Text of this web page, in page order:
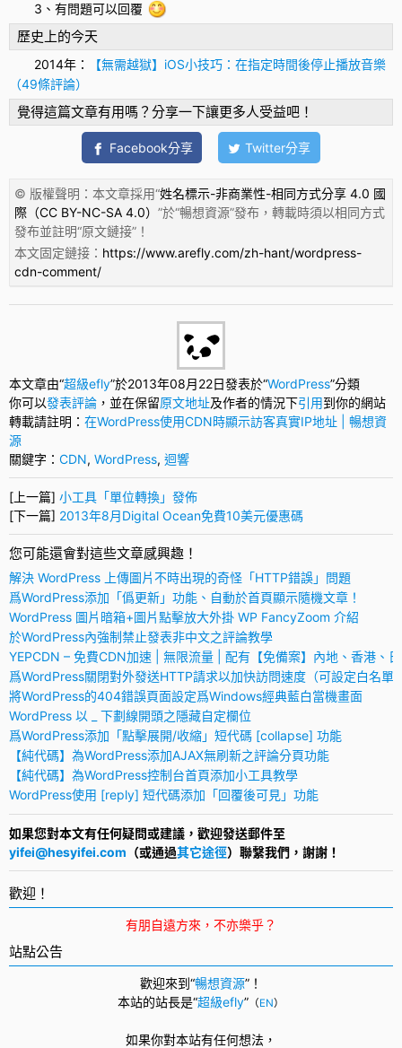
3、有問題可以回覆
歷史上的今天
2014年：
【無需越獄】iOS小技巧：在指定時間後停止播放音樂
（49條評論）
覺得這篇文章有用嗎？分享一下讓更多人受益吧！
Facebook分享 Twitter分享
© 版權聲明：本文章採用“姓名標示-非商業性-相同方式分享 4.0 國
際（CC BY-NC-SA 4.0） ”於“暢想資源”發布，轉載時須以相同方式
發布並註明“原文鏈接”！
本文固定鏈接： https://www.arefly.com/zh-hant/wordpress-
cdn-comment/
本文章由“超級efly”於2013年08月22日發表於“WordPress”分類
你可以發表評論 ，並在保留原文地址及作者的情況下引用到你的網站
轉載請註明： 在WordPress使用CDN時顯示訪客真實IP地址 | 暢想資
源
關鍵字： CDN, WordPress, 迴響
[上一篇] 小工具「單位轉換」發佈
[下一篇] 2013年8月Digital Ocean免費10美元優惠碼
您可能還會對這些文章感興趣！
解決 WordPress 上傳圖片不時出現的奇怪「HTTP錯誤」問題
爲WordPress添加「僞更新」功能、自動於首頁顯示隨機文章！
WordPress 圖片暗箱+圖片點擊放大外掛 WP FancyZoom 介紹
於WordPress內強制禁止發表非中文之評論教學
YEPCDN – 免費CDN加速 | 無限流量 | 配有【免備案】內地、香港、
爲WordPress關閉對外發送HTTP請求以加快訪問速度（可設定白名單
將WordPress的404錯誤頁面設定爲Windows經典藍白當機畫面
WordPress 以 _ 下劃線開頭之隱藏自定欄位
爲WordPress添加「點擊展開/收縮」短代碼 [collapse] 功能
【純代碼】為WordPress添加AJAX無刷新之評論分頁功能
【純代碼】為WordPress控制台首頁添加小工具教學
WordPress使用 [reply] 短代碼添加「回覆後可見」功能
如果您對本文有任何疑問或建議，歡迎發送郵件至
yifei@hesyifei.com （或通過其它途徑）聯繫我們，謝謝！
歡迎！
有朋自遠方來，不亦樂乎？
站點公告
歡迎來到“暢想資源”！
本站的站長是“超級efly” （EN）
如果你對本站有任何想法，